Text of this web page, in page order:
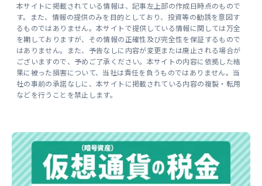
本サイトに掲載されている情報は、記事左上部の作成日時点のもので
す。また、情報の提供のみを目的としており、投資等の勧誘を意図す
るものではありません。本サイトで提供している情報に関しては万全
を期しておりますが、その情報の正確性及び完全性を保証するもので
はありません。また、予告なしに内容が変更または廃止される場合が
ございますので、予めご了承ください。本サイトの内容に依拠した結
果に被った損害について、当社は責任を負うものではありません。当
社の事前の承諾なしに、本サイトに掲載されている内容の複製・転用
などを行うことを禁止します。